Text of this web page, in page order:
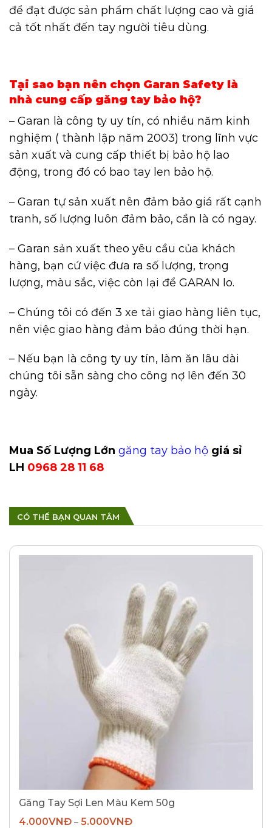
để đạt được sản phẩm chất lượng cao và giá
cả tốt nhất đến tay người tiêu dùng.
Tại sao bạn nên chọn Garan Safety là
nhà cung cấp găng tay bảo hộ?
– Garan là công ty uy tín, có nhiều năm kinh
nghiệm ( thành lập năm 2003) trong lĩnh vực
sản xuất và cung cấp thiết bị bảo hộ lao
động, trong đó có bao tay len bảo hộ.
– Garan tự sản xuất nên đảm bảo giá rất cạnh
tranh, số lượng luôn đảm bảo, cần là có ngay.
– Garan sản xuất theo yêu cầu của khách
hàng, bạn cứ việc đưa ra số lượng, trọng
lượng, màu sắc, việc còn lại để GARAN lo.
– Chúng tôi có đến 3 xe tải giao hàng liên tục,
nên việc giao hàng đảm bảo đúng thời hạn.
– Nếu bạn là công ty uy tín, làm ăn lâu dài
chúng tôi sẵn sàng cho công nợ lên đến 30
ngày.
Mua Số Lượng Lớn găng tay bảo hộ giá sỉ
LH 0968 28 11 68
CÓ THỂ BẠN QUAN TÂM
Găng Tay Sợi Len Màu Kem 50g
4.000VNĐ– 5.000VNĐ